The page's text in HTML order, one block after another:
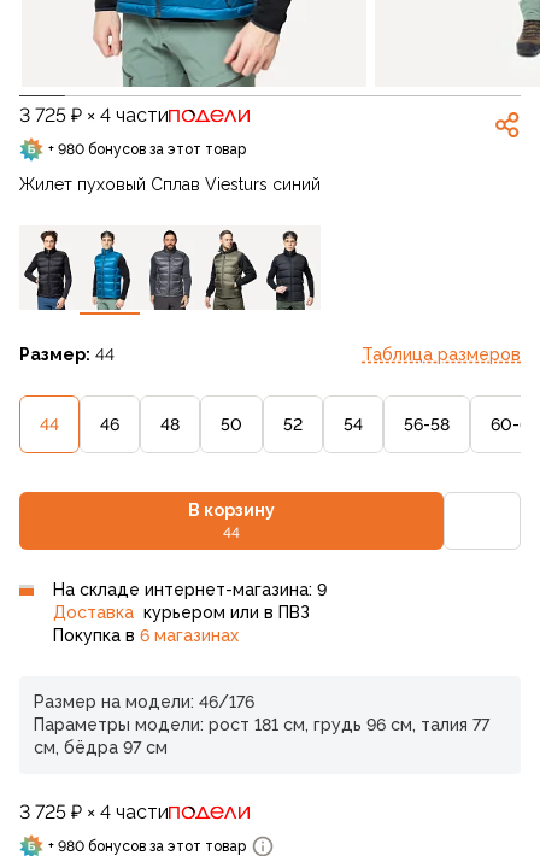
3 725 ₽ × 4 части
+ 980 бонусов за этот товар
Жилет пуховый Сплав Viesturs синий
Размер: 44 Таблица размеров
44 46 48 50 52 54 56-58 60-62
В корзину
44
На складе интернет-магазина: 9
Доставка курьером или в ПВЗ
Покупка в 6 магазинах
Размер на модели: 46/176
Параметры модели: рост 181 см, грудь 96 см, талия 77
см, бёдра 97 см
3 725 ₽ × 4 части
+ 980 бонусов за этот товар